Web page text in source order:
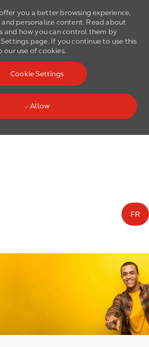
you a better browsing experience,
personalize content. Read about
and how you can control them by
page. If you continue to use this
our use of cookies.
Cookie Settings
Allow
FR